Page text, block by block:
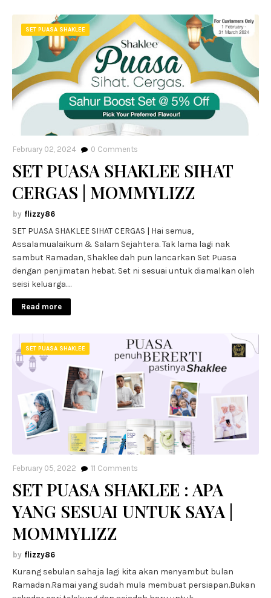
SET PUASA SHAKLEE
February 02, 2024 0 Comments
SET PUASA SHAKLEE SIHAT
CERGAS | MOMMYLIZZ
flizzy86
SET PUASA SHAKLEE SIHAT CERGAS | Hai semua,
Assalamualaikum & Salam Sejahtera. Tak lama lagi nak
sambut Ramadan, Shaklee dah pun lancarkan Set Puasa
dengan penjimatan hebat. Set ni sesuai untuk diamalkan oleh
seisi keluarga.…
Read more
SET PUASA SHAKLEE
February 05, 2022 11 Comments
SET PUASA SHAKLEE : APA
YANG SESUAI UNTUK SAYA |
MOMMYLIZZ
flizzy86
Kurang sebulan sahaja lagi kita akan menyambut bulan
Ramadan.Ramai yang sudah mula membuat persiapan.Bukan